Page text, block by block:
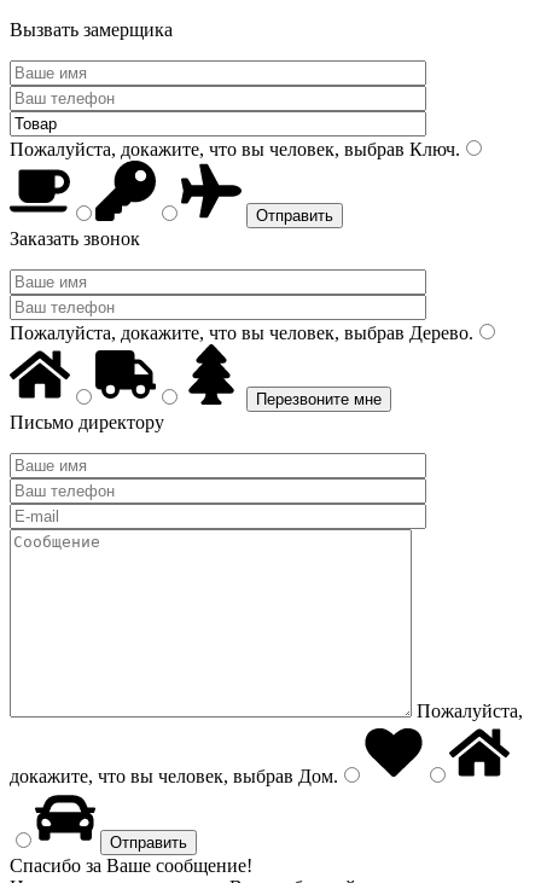
Вызвать замерщика
Пожалуйста, докажите, что вы человек, выбрав Ключ.
Заказать звонок
Пожалуйста, докажите, что вы человек, выбрав Дерево.
Письмо директору
Пожалуйста,
докажите, что вы человек, выбрав Дом.
Спасибо за Ваше сообщение!